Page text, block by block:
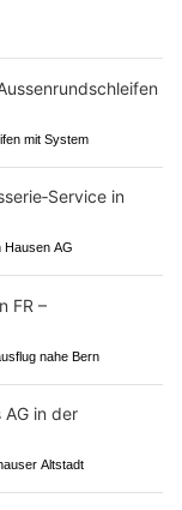
mit System
Hausen AG
nahe Bern
Altstadt